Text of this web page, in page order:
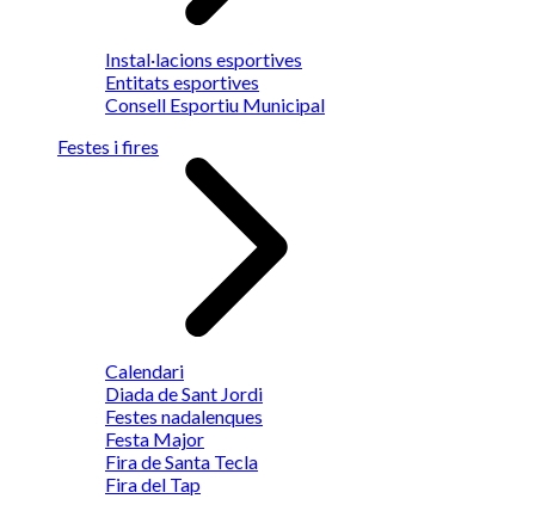
Instal·lacions esportives
Entitats esportives
Consell Esportiu Municipal
Festes i fires
Calendari
Diada de Sant Jordi
Festes nadalenques
Festa Major
Fira de Santa Tecla
Fira del Tap